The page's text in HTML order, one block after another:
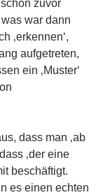
zuvor
war dann
‚erkennen‘,
aufgetreten,
ein ‚Muster‘
dass man ‚ab
‚der eine
beschäftigt.
es einen echten